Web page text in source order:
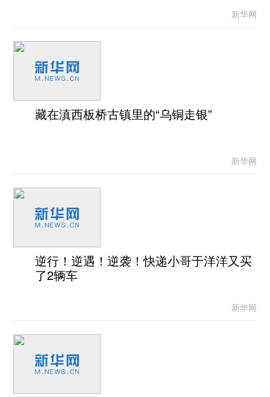
新华网
藏在滇西板桥古镇里的“乌铜走银”
新华网
逆行！逆遇！逆袭！快递小哥于洋洋又买
了2辆车
新华网